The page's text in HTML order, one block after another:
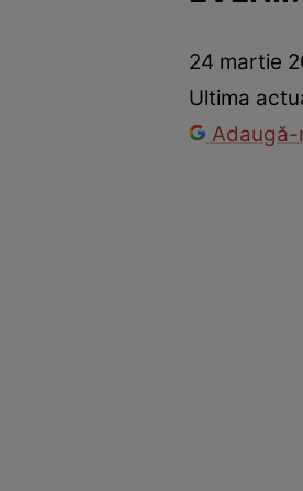
Dragoste și
24 martie
Ultima
Adaugă-